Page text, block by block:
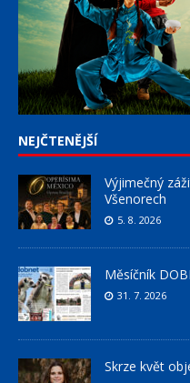
NEJČTENĚJŠÍ
Výjimečný
Všenorech
5. 8. 2026
Měsíčník
31. 7. 2026
Skrze květ